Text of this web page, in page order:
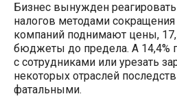
Бизнес вынужден
налогов методами
компаний поднимают цены,
бюджеты до предела. А 14,4%
с сотрудниками или урезать
некоторых отраслей
фатальными.